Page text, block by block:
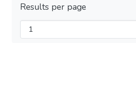
Results per page